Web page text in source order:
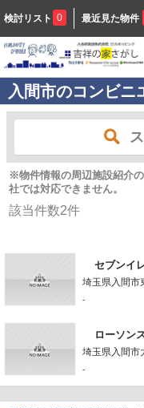
検討リスト 0 最近見た物件
入間市のコンビニ
※物件情報の周辺施設紹介
社では対応できません。
該当件数2件
セブンイ
埼玉県入間市
-
ローソン
埼玉県入間市
-